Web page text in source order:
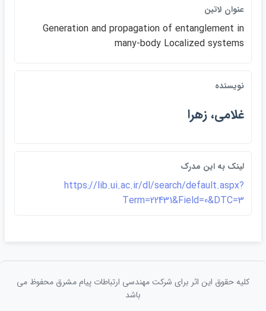
عنوان لاتين
Generation and propagation of entanglement in
many­-body Localized systems
نويسنده
غلامي، زهرا
لينک به اين مدرک
https://lib.ui.ac.ir/dl/search/default.aspx?
Term=22431&Field=0&DTC=3
کلیه حقوق این اثر برای شرکت مهندسی ارتباطات پيام مشرق محفوظ می
باشد